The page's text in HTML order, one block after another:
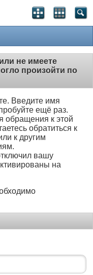
не имеете
произойти по
Введите имя
ещё раз.
обращения к этой
обратиться к
к другим
вашу
на